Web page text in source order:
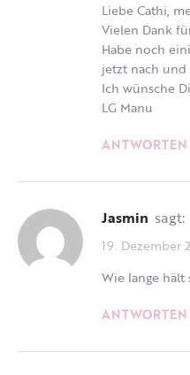
Liebe Cathi,
Vielen Dank
Habe noch
jetzt nach und
Ich wünsche
LG Manu
ANTWORTEN
Jasmin sagt:
19. Dezember
Wie lange hält
ANTWORTEN